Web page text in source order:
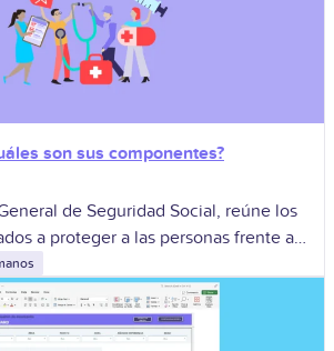
son sus componentes?
de Seguridad Social, reúne los
a proteger a las personas frente a
con la salud, la vejez, la invalidez, la